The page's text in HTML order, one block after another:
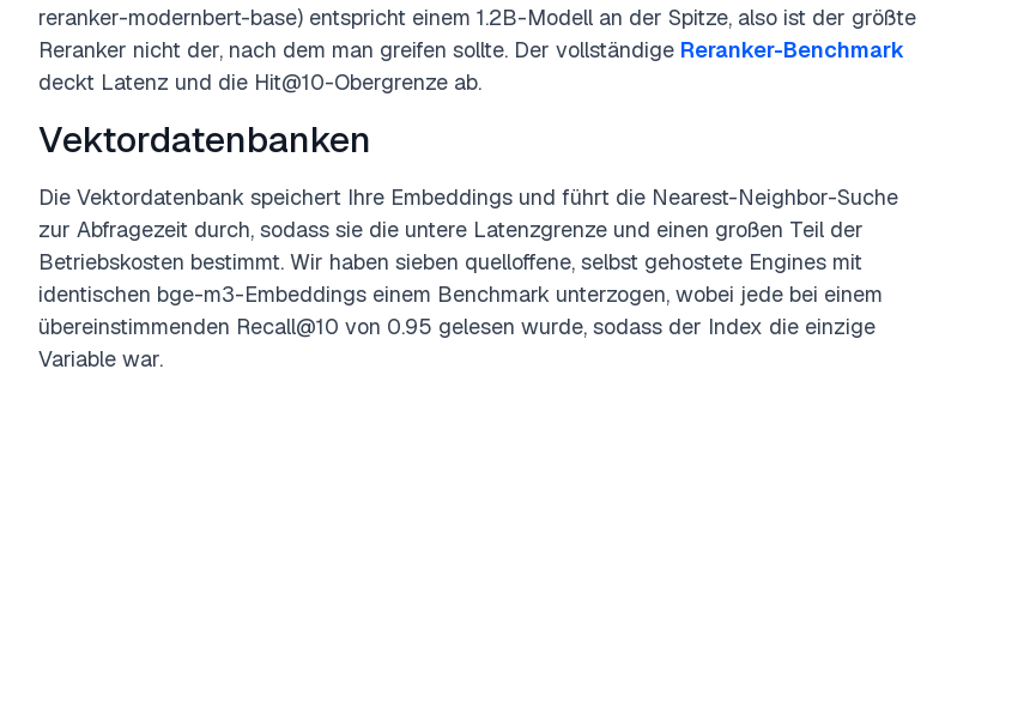
reranker-modernbert-base) entspricht einem 1.2B-Modell an der Spitze, also ist der größte
Reranker nicht der, nach dem man greifen sollte. Der vollständige Reranker-Benchmark
deckt Latenz und die Hit@10-Obergrenze ab.
Vektordatenbanken
Die Vektordatenbank speichert Ihre Embeddings und führt die Nearest-Neighbor-Suche
zur Abfragezeit durch, sodass sie die untere Latenzgrenze und einen großen Teil der
Betriebskosten bestimmt. Wir haben sieben quelloffene, selbst gehostete Engines mit
identischen bge-m3-Embeddings einem Benchmark unterzogen, wobei jede bei einem
übereinstimmenden Recall@10 von 0.95 gelesen wurde, sodass der Index die einzige
Variable war.